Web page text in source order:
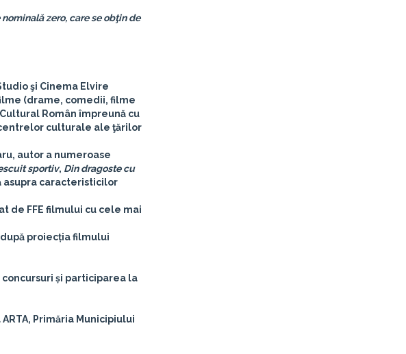
zero, care se obţin de
şi Cinema Elvire
(drame, comedii, filme
Român împreună cu
centrelor culturale ale ţărilor
, autor a numeroase
sportiv, Din dragoste cu
asupra caracteristicilor
de FFE filmului cu cele mai
proiecția filmului
și participarea la
Primăria Municipiului